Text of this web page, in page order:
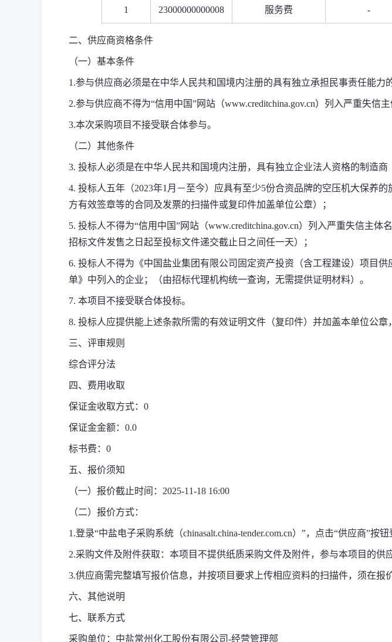
1 23000000000008 服务费 -
二、供应商资格条件
（一）基本条件
1.参与供应商必须是在中华人民共和国境内注册的具有独立承担民事责任能力
2.参与供应商不得为“信用中国”网站（www.creditchina.gov.cn）列入严重失信
3.本次采购项目不接受联合体参与。
（二）其他条件
3. 投标人必须是在中华人民共和国境内注册，具有独立企业法人资格的制造商
4. 投标人五年（2023年1月－至今）应具有至少5份合资品牌的空压机大保养
方有效签章等的合同及发票的扫描件或复印件加盖单位公章）；
5. 投标人不得为“信用中国”网站（www.creditchina.gov.cn）列入严重失信主
招标文件发售之日起至投标文件递交截止日之间任一天）；
6. 投标人不得为《中国盐业集团有限公司固定资产投资（含工程建设）项目
单》中列入的企业；（由招标代理机构统一查询，无需提供证明材料）。
7. 本项目不接受联合体投标。
8. 投标人应提供能上述条款所需的有效证明文件（复印件）并加盖本单位公
三、评审规则
综合评分法
四、费用收取
保证金收取方式：0
保证金金额：0.0
标书费：0
五、报价须知
（一）报价截止时间：2025-11-18 16:00
（二）报价方式：
1.登录“中盐电子采购系统（chinasalt.china-tender.com.cn）”，点击“供应商”按
2.采购文件及附件获取： 本项目不提供纸质采购文件及附件，参与本项目的供
3.供应商需完整填写报价信息，并按项目要求上传相应资料的扫描件，须在报
六、其他说明
七、联系方式
采购单位：中盐常州化工股份有限公司-经营管理部